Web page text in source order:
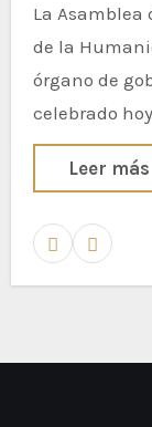
La Asamblea del Grupo de Ciudades Patrimonio
de la
órgano de
celebrado
Leer más